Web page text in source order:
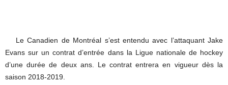
Le Canadien de Montréal s’est entendu avec l’attaquant Jake
Evans sur un contrat d’entrée dans la Ligue nationale de hockey
d’une durée de deux ans. Le contrat entrera en vigueur dès la
saison 2018-2019.